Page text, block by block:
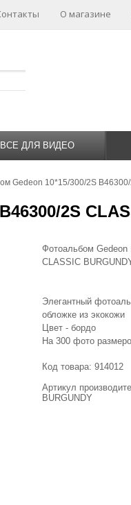
О магазине
ВСЕ ДЛЯ ВИДЕО
Gedeon 10*15/300/2S
2S
Фотоальбом Gedeon
CLASSIC
Элегантный
обложке из экокожи
Цвет - бордо
На 300 фото
Код товара: 914012
Артикул
BURGUNDY